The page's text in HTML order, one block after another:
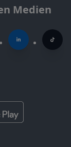
Medien